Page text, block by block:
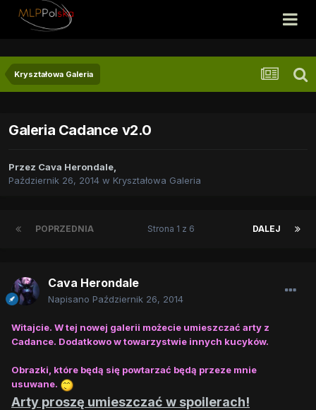
Kryształowa Galeria
Galeria Cadance v2.0
Przez Cava Herondale,
Październik 26, 2014 w Kryształowa Galeria
POPRZEDNIA DALEJ
Strona 1 z 6
Cava Herondale
Napisano Październik 26, 2014
Witajcie. W tej nowej galerii możecie umieszczać arty z
Cadance. Dodatkowo w towarzystwie innych kucyków.
Obrazki, które będą się powtarzać będą przeze mnie
usuwane.
Arty proszę umieszczać w spoilerach!